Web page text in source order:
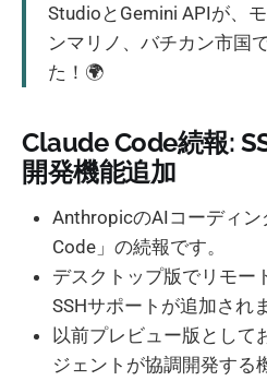
StudioとGemini APIが、
ンマリノ、バチカン市国
た！🌍
Claude Code続報:
開発機能追加
AnthropicのAIコーディ
Code」の続報です。
デスクトップ版でリモー
SSHサポートが追加され
以前プレビュー版として
ジェントが協調開発する